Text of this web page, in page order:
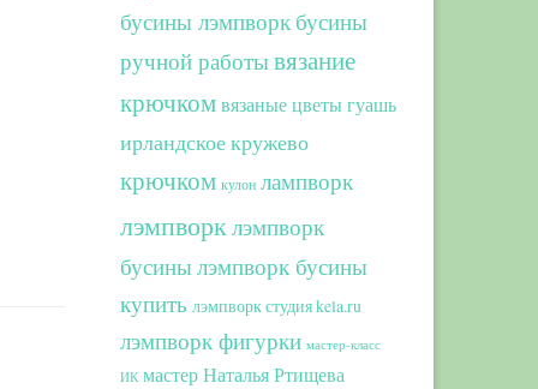
бусины лэмпворк бусины
ручной работывязание
крючком вязаные цветы гуашь
ирландское кружево
крючком кулон лампворк
лэмпворклэмпворк
бусинылэмпворк бусины
купить лэмпворк студия kela.ru
лэмпворк фигурки мастер-класс
ИК мастер Наталья Ртищева